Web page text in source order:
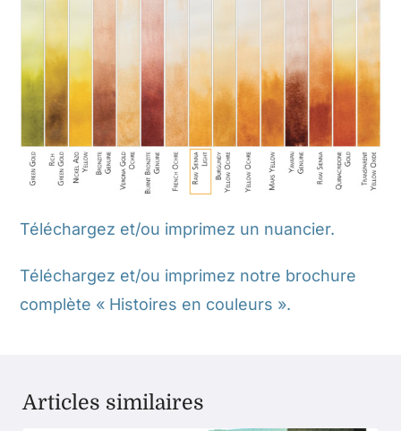
Téléchargez et/ou imprimez un nuancier.
Téléchargez et/ou imprimez notre brochure
complète « Histoires en couleurs ».
Articles similaires